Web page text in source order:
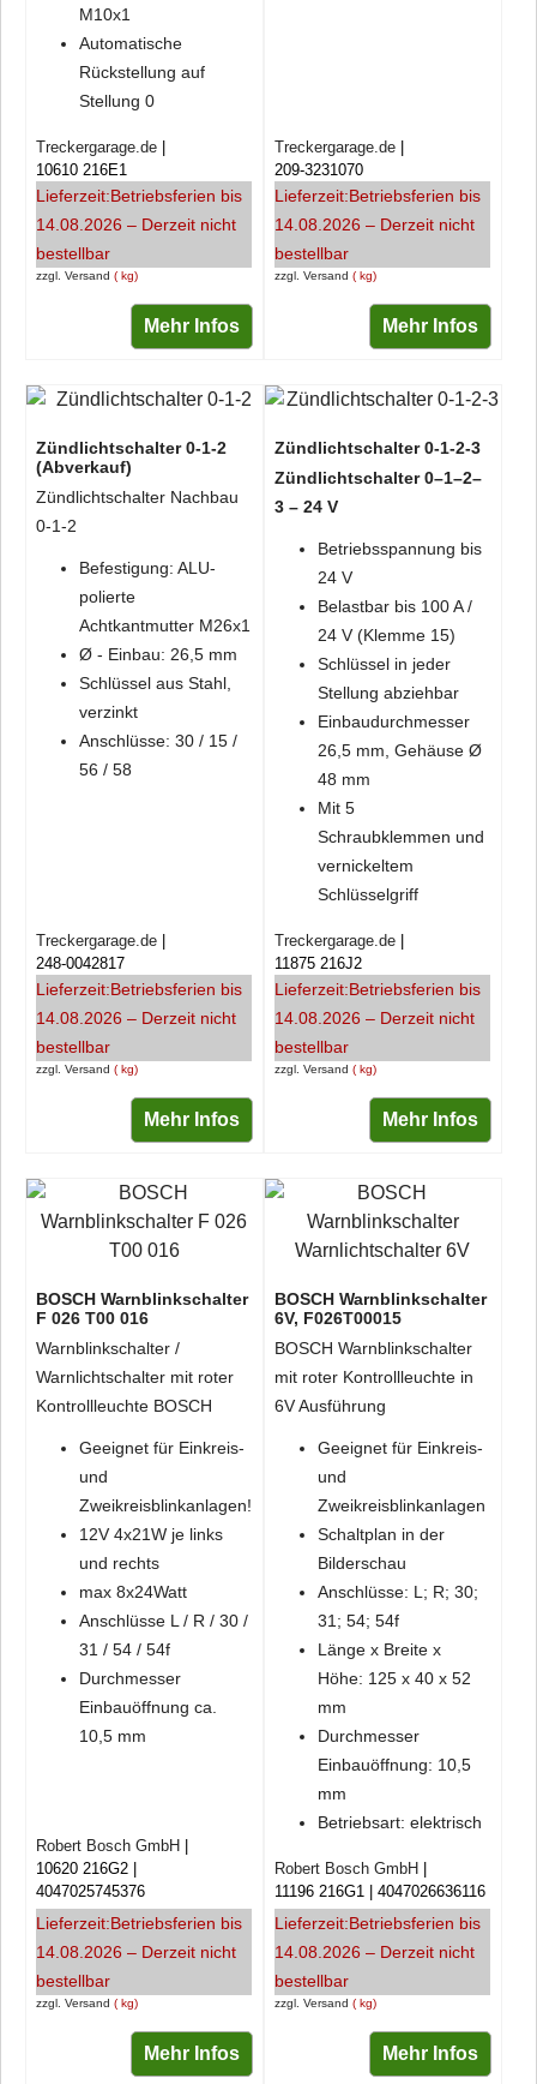
M10x1
Automatische
Rückstellung auf
Stellung 0
zzgl. Versand kg
Treckergarage.de
10610 216E1
Lieferzeit:Betriebsferien bis
14.08.2026 – Derzeit nicht
bestellbar
Mehr Infos
zzgl. Versand kg
Treckergarage.de
209-3231070
Lieferzeit:Betriebsferien bis
14.08.2026 – Derzeit nicht
bestellbar
Mehr Infos
Zündlichtschalter 0-1-2
(Abverkauf)
Zündlichtschalter Nachbau
0-1-2
Befestigung: ALU-
polierte
Achtkantmutter M26x1
Ø - Einbau: 26,5 mm
Schlüssel aus Stahl,
verzinkt
Anschlüsse: 30 / 15 /
56 / 58
zzgl. Versand kg
Treckergarage.de
248-0042817
Lieferzeit:Betriebsferien bis
14.08.2026 – Derzeit nicht
bestellbar
Mehr Infos
Zündlichtschalter 0-1-2-3
Zündlichtschalter 0–1–2–
3 – 24 V
Betriebsspannung bis
24 V
Belastbar bis 100 A /
24 V (Klemme 15)
Schlüssel in jeder
Stellung abziehbar
Einbaudurchmesser
26,5 mm, Gehäuse Ø
48 mm
Mit 5
Schraubklemmen und
vernickeltem
Schlüsselgriff
zzgl. Versand kg
Treckergarage.de
11875 216J2
Lieferzeit:Betriebsferien bis
14.08.2026 – Derzeit nicht
bestellbar
Mehr Infos
BOSCH Warnblinkschalter
F 026 T00 016
Warnblinkschalter /
Warnlichtschalter mit roter
Kontrollleuchte BOSCH
Geeignet für Einkreis-
und
Zweikreisblinkanlagen!
12V 4x21W je links
und rechts
max 8x24Watt
Anschlüsse L / R / 30 /
31 / 54 / 54f
Durchmesser
Einbauöffnung ca.
10,5 mm
zzgl. Versand kg
Robert Bosch GmbH
10620 216G2
4047025745376
Lieferzeit:Betriebsferien bis
14.08.2026 – Derzeit nicht
bestellbar
Mehr Infos
BOSCH Warnblinkschalter
6V, F026T00015
BOSCH Warnblinkschalter
mit roter Kontrollleuchte in
6V Ausführung
Geeignet für Einkreis-
und
Zweikreisblinkanlagen
Schaltplan in der
Bilderschau
Anschlüsse: L; R; 30;
31; 54; 54f
Länge x Breite x
Höhe: 125 x 40 x 52
mm
Durchmesser
Einbauöffnung: 10,5
mm
Betriebsart: elektrisch
zzgl. Versand kg
Robert Bosch GmbH
11196 216G1
4047026636116
Lieferzeit:Betriebsferien bis
14.08.2026 – Derzeit nicht
bestellbar
Mehr Infos